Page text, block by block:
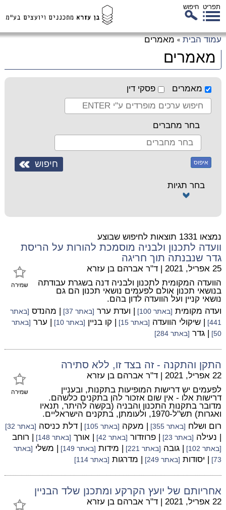
תפריט חיפוש
עמוד הבית » מאמרים
מאמרים
מאמרים פסקי דין
בחר מחברים
איפוס
בחר תגיות
נמצאו 1331 תוצאות לחיפוש שבוצע
וועדה לתכנון ולבניה מוסמכת להורות על הריסת
גדר שנבנתה תוך חריגה
שמירה
25 אפריל, 2021 | ד"ר אברהם בן עזרא
הוועדה המקומית לתכנון ולבניה דנה בשגרת עבודתה
בנושאי תכנון אולם לפעמים נושאי תכנון הם גם
נושאי קניין ועל הוועדה לדון בהם.
ועדה מקומית [באתר 100] | ועדת ערר [באתר 37] | מהנדס [באתר
441]
| שיקולי הוועדה [באתר 15] | קו בניין [באתר 10] | ערר [באתר
50]
| גדר [באתר 284]
התקן והתקנה - זה בצד זו, ללא סתירה
שמירה
22 אפריל, 2021 | ד"ר אברהם בן עזרא
לפעמים יש דרישות המופיעות בתקנות, ובעניין
דרישות אלו - אין שום אזכור להן בתקנים כלשהם.
מדובר בתקנות התכנון והבניה (בקשה להיתר, תנאיו
ואגרות) תש"ל-1970, ולעומתן, בתקנים הישראליים.
רום ושלח [באתר 355] | מעקה [באתר 105] | דלת כניסה [באתר 32]
| נעילה [באתר 23] | פרוזדור [באתר 42] | אורך [באתר 148] | רוחב
[באתר 102] | גובה [באתר 221] | מידות [באתר 149] | משלי [באתר
73]
| יסודות [באתר 249] | מדרגות [באתר 114]
אחריותם של יועץ הקרקע ומתכנן שלד הבניין
22 אפריל, 2021 | ד"ר אברהם בן עזרא